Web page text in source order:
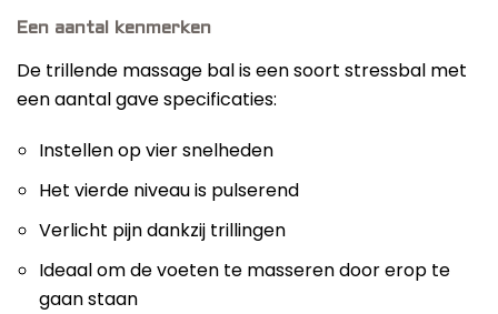
Een aantal kenmerken
De trillende massage bal is een soort stressbal met
een aantal gave specificaties:
Instellen op vier snelheden
Het vierde niveau is pulserend
Verlicht pijn dankzij trillingen
Ideaal om de voeten te masseren door erop te
gaan staan